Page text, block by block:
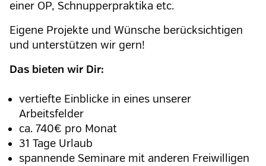
einer OP, Schnupperpraktika etc.
Eigene Projekte und Wünsche berücksichtigen
und unterstützen wir gern!
Das bieten wir Dir:
vertiefte Einblicke in eines unserer
Arbeitsfelder
ca. 740€ pro Monat
31 Tage Urlaub
spannende Seminare mit anderen Freiwilligen